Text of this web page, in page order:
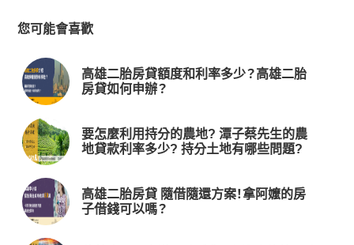
您可能會喜歡
高雄二胎房貸額度和利率多少？高雄二胎
房貸如何申辦？
要怎麼利用持分的農地? 潭子蔡先生的農
地貸款利率多少? 持分土地有哪些問題?
高雄二胎房貸 隨借隨還方案！拿阿嬤的房
子借錢可以嗎？